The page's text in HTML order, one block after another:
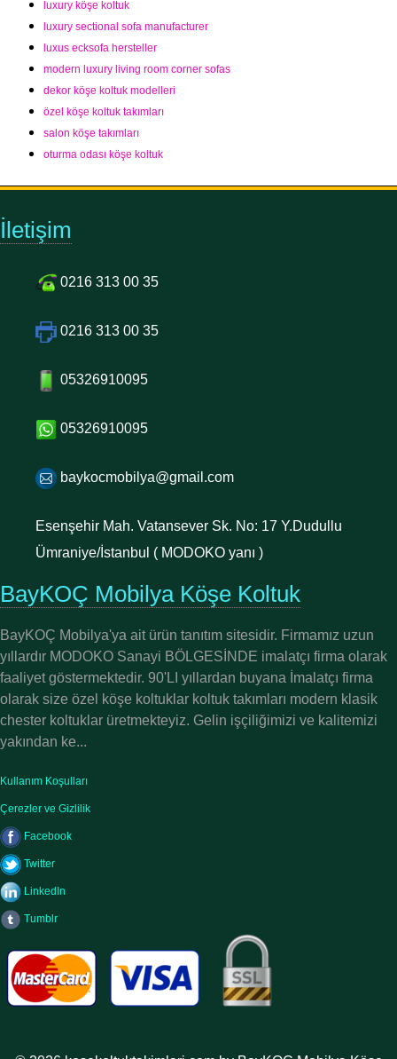
luxury köşe koltuk
luxury sectional sofa manufacturer
luxus ecksofa hersteller
modern luxury living room corner sofas
dekor köşe koltuk modelleri
özel köşe koltuk takımları
salon köşe takımları
oturma odası köşe koltuk
İletişim
0216 313 00 35
0216 313 00 35
05326910095
05326910095
baykocmobilya@gmail.com
Esenşehir Mah. Vatansever Sk. No: 17 Y.Dudullu
Ümraniye/İstanbul ( MODOKO yanı )
BayKOÇ Mobilya Köşe Koltuk
BayKOÇ Mobilya'ya ait ürün tanıtım sitesidir. Firmamız uzun
yıllardır MODOKO Sanayi BÖLGESİNDE imalatçı firma olarak
faaliyet göstermektedir. 90'LI yıllardan buyana İmalatçı firma
olarak size özel köşe koltuklar koltuk takımları modern klasik
chester koltuklar üretmekteyiz. Gelin işçiliğimizi ve kalitemizi
yakından ke...
Kullanım Koşulları
Çerezler ve Gizlilik
Facebook
Twitter
LinkedIn
Tumblr